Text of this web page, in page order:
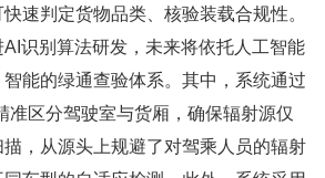
速判定货物品类、核验装载合规性。
识别算法研发，未来将依托人工智能
能的绿通查验体系。其中，系统通过
准区分驾驶室与货厢，确保辐射源仅
，从源头上规避了对驾乘人员的辐射